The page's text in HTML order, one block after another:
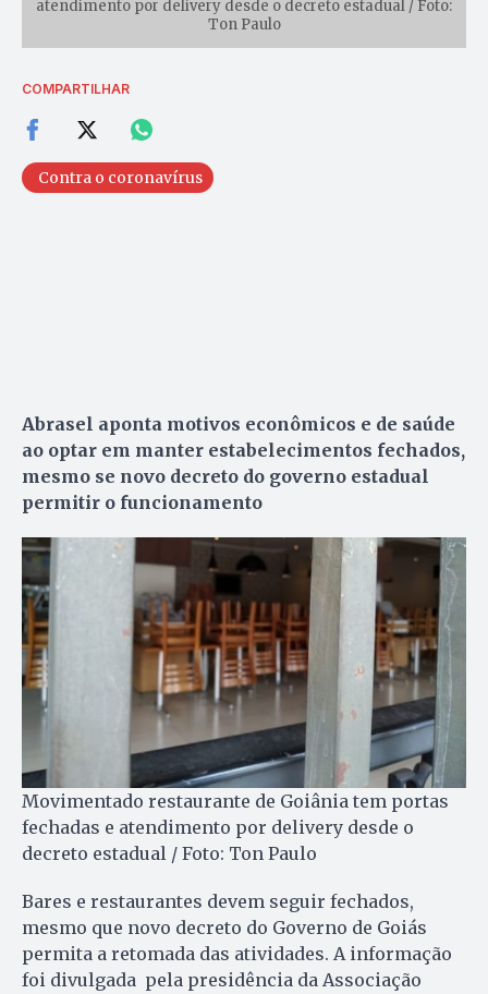
atendimento por delivery desde o decreto estadual / Foto:
Ton Paulo
COMPARTILHAR
Contra o coronavírus
Abrasel aponta motivos econômicos e de saúde
ao optar em manter estabelecimentos fechados,
mesmo se novo decreto do governo estadual
permitir o funcionamento
Movimentado restaurante de Goiânia tem portas
fechadas e atendimento por delivery desde o
decreto estadual / Foto: Ton Paulo
Bares e restaurantes devem seguir fechados,
mesmo que novo decreto do Governo de Goiás
permita a retomada das atividades. A informação
foi divulgada pela presidência da Associação